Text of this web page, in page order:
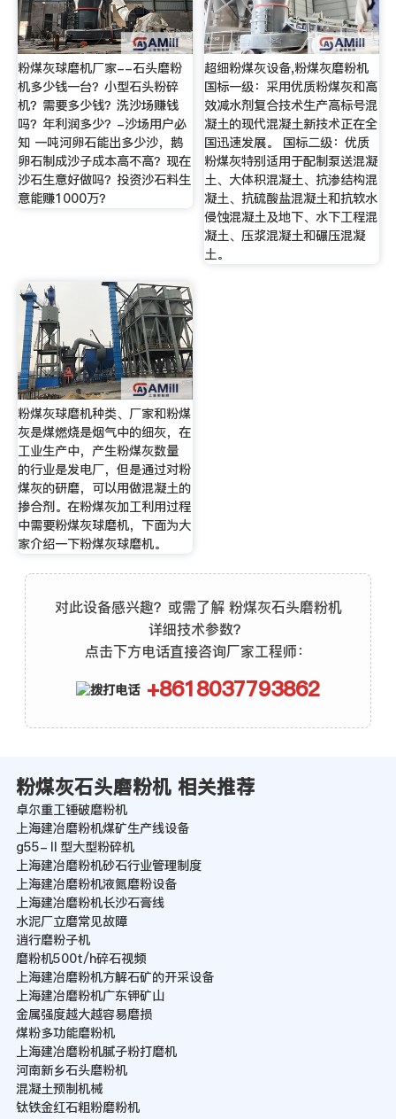
粉煤灰球磨机厂家--石头磨粉
机多少钱一台？小型石头粉碎
机？需要多少钱？洗沙场赚钱
吗？年利润多少？-沙场用户必
知 一吨河卵石能出多少沙，鹅
卵石制成沙子成本高不高？现在
沙石生意好做吗？投资沙石料生
意能赚1000万？
超细粉煤灰设备,粉煤灰磨粉机
国标一级：采用优质粉煤灰和高
效减水剂复合技术生产高标号混
凝土的现代混凝土新技术正在全
国迅速发展。 国标二级：优质
粉煤灰特别适用于配制泵送混凝
土、大体积混凝土、抗渗结构混
凝土、抗硫酸盐混凝土和抗软水
侵蚀混凝土及地下、水下工程混
凝土、压浆混凝土和碾压混凝
土。
粉煤灰球磨机种类、厂家和粉煤
灰是煤燃烧是烟气中的细灰，在
工业生产中，产生粉煤灰数量
的行业是发电厂，但是通过对粉
煤灰的研磨，可以用做混凝土的
掺合剂。在粉煤灰加工利用过程
中需要粉煤灰球磨机，下面为大
家介绍一下粉煤灰球磨机。
对此设备感兴趣？或需了解 粉煤灰石头磨粉机
详细技术参数？
点击下方电话直接咨询厂家工程师：
+8618037793862
粉煤灰石头磨粉机 相关推荐
卓尔重工锤破磨粉机
上海建冶磨粉机煤矿生产线设备
g55-Ⅱ型大型粉碎机
上海建冶磨粉机砂石行业管理制度
上海建冶磨粉机液氮磨粉设备
上海建冶磨粉机长沙石膏线
水泥厂立磨常见故障
逍行磨粉子机
磨粉机500t/h碎石视频
上海建冶磨粉机方解石矿的开采设备
上海建冶磨粉机广东钾矿山
金属强度越大越容易磨损
煤粉多功能磨粉机
上海建冶磨粉机腻子粉打磨机
河南新乡石头磨粉机
混凝土预制机械
钛铁金红石粗粉磨粉机